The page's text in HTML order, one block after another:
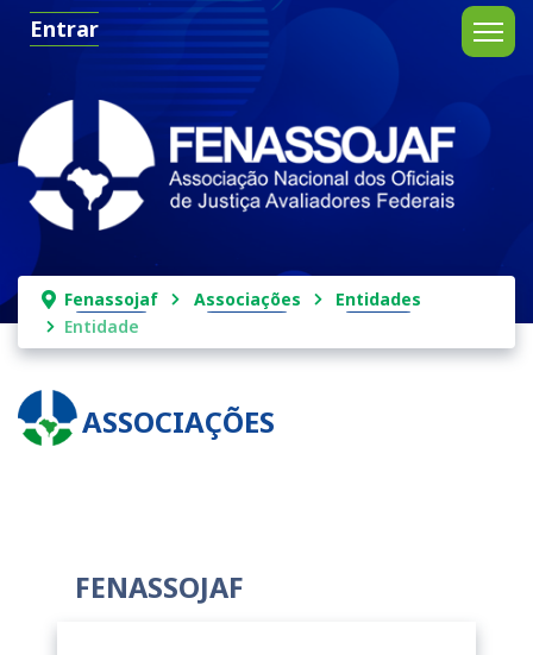
Entrar
ASSOCIAÇÕES
Fenassojaf Associações
Entidades
Entidade
FENASSOJAF